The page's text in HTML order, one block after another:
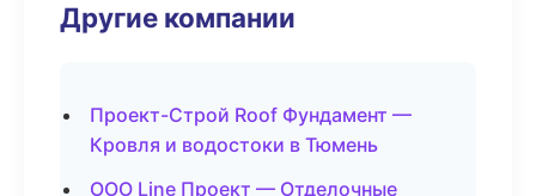
Другие компании
Проект-Строй Roof Фундамент —
Кровля и водостоки в Тюмень
ООО Line Проект — Отделочные